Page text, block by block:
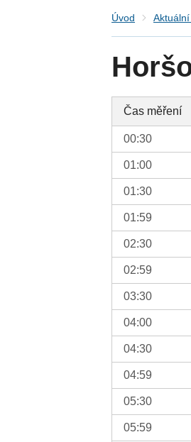
Úvod
Čas měření
00:30
01:00
01:30
01:59
02:30
02:59
03:30
04:00
04:30
04:59
05:30
05:59